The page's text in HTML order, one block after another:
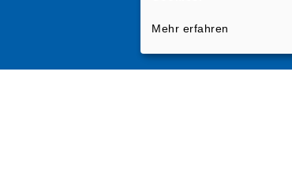
Mehr erfahren